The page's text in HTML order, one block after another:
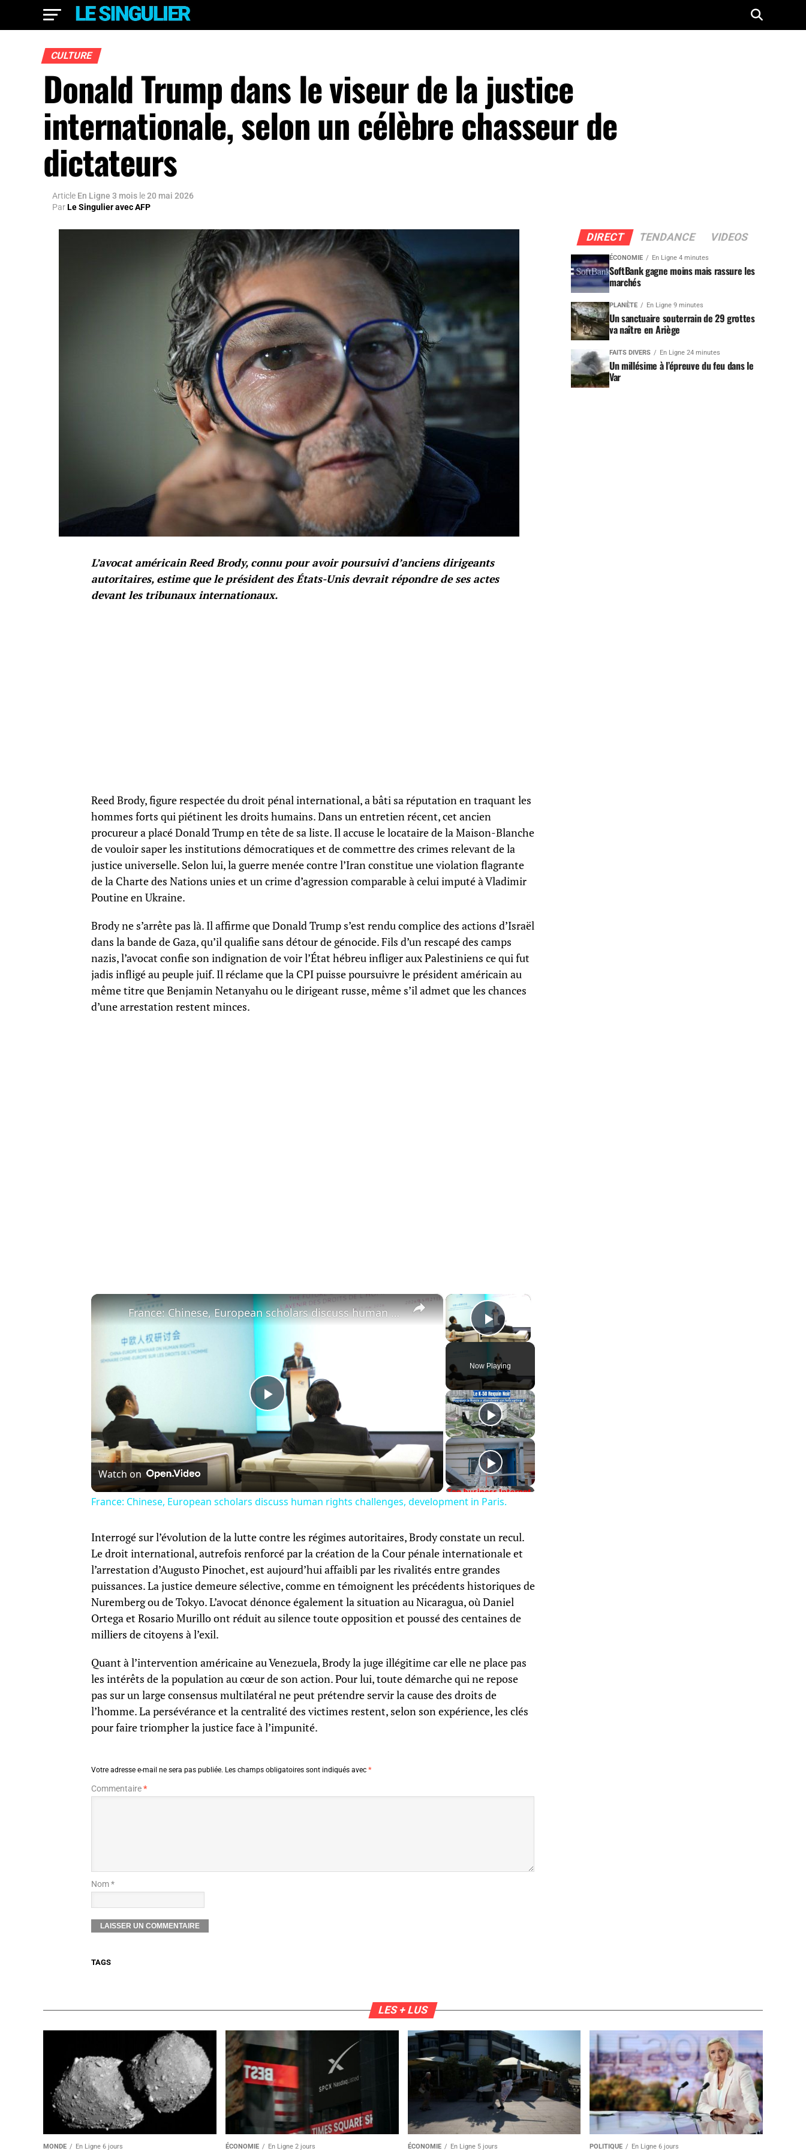
CULTURE
Donald Trump dans le viseur de la justice
internationale, selon un célèbre chasseur de
dictateurs
Article En Ligne 3 mois le20 mai 2026
ParLe Singulier avec AFP
L’avocat américain Reed Brody, connu pour avoir poursuivi d’anciens dirigeants
autoritaires, estime que le président des États-Unis devrait répondre de ses actes
devant les tribunaux internationaux.
Reed Brody, figure respectée du droit pénal international, a bâti sa réputation en traquant les
hommes forts qui piétinent les droits humains. Dans un entretien récent, cet ancien
procureur a placé Donald Trump en tête de sa liste. Il accuse le locataire de la Maison-Blanche
de vouloir saper les institutions démocratiques et de commettre des crimes relevant de la
justice universelle. Selon lui, la guerre menée contre l’Iran constitue une violation flagrante
de la Charte des Nations unies et un crime d’agression comparable à celui imputé à Vladimir
Poutine en Ukraine.
Brody ne s’arrête pas là. Il affirme que Donald Trump s’est rendu complice des actions d’Israël
dans la bande de Gaza, qu’il qualifie sans détour de génocide. Fils d’un rescapé des camps
nazis, l’avocat confie son indignation de voir l’État hébreu infliger aux Palestiniens ce qui fut
jadis infligé au peuple juif. Il réclame que la CPI puisse poursuivre le président américain au
même titre que Benjamin Netanyahu ou le dirigeant russe, même s’il admet que les chances
d’une arrestation restent minces.
×
Play Video
Now Playing
×
Play
Video
France: Chinese, European scholars discuss human rights challenges, development in Paris.
Watch on
France: Chinese, European scholars discuss human rights challenges, development in Paris.
Interrogé sur l’évolution de la lutte contre les régimes autoritaires, Brody constate un recul.
Le droit international, autrefois renforcé par la création de la Cour pénale internationale et
l’arrestation d’Augusto Pinochet, est aujourd’hui affaibli par les rivalités entre grandes
puissances. La justice demeure sélective, comme en témoignent les précédents historiques de
Nuremberg ou de Tokyo. L’avocat dénonce également la situation au Nicaragua, où Daniel
Ortega et Rosario Murillo ont réduit au silence toute opposition et poussé des centaines de
milliers de citoyens à l’exil.
Quant à l’intervention américaine au Venezuela, Brody la juge illégitime car elle ne place pas
les intérêts de la population au cœur de son action. Pour lui, toute démarche qui ne repose
pas sur un large consensus multilatéral ne peut prétendre servir la cause des droits de
l’homme. La persévérance et la centralité des victimes restent, selon son expérience, les clés
pour faire triompher la justice face à l’impunité.
Votre adresse e-mail ne sera pas publiée. Les champs obligatoires sont indiqués avec *
Commentaire*
Nom *
TAGS
DIRECT TENDANCE VIDEOS
ÉCONOMIE En Ligne 4 minutes
SoftBank gagne moins mais rassure les
marchés
PLANÈTE En Ligne 9 minutes
Un sanctuaire souterrain de 29 grottes
va naître en Ariège
FAITS DIVERS En Ligne 24 minutes
Un millésime à l’épreuve du feu dans le
Var
LES + LUS
MONDE En Ligne 6 jours ÉCONOMIE En Ligne 2 jours ÉCONOMIE En Ligne 5 jours POLITIQUE En Ligne 6 jours